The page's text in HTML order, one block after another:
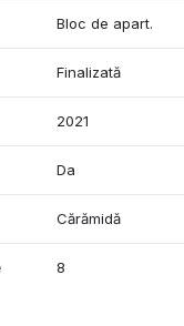
Bloc de apart.
Finalizată
2021
Da
Cărămidă
8